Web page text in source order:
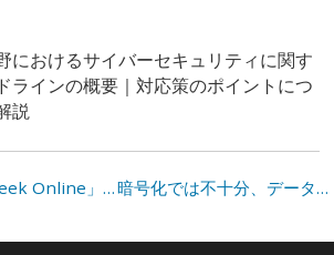
におけるサイバーセキュリティに関す
ラインの概要｜対応策のポイントにつ
説
「Japan IT Week Online」今こそ必要なセキュリティの取り組み方「Data-Centric」なアプローチと企業のアカウンタビリティとは。 暗号化では不十分、データ自体を守るデータセキュリティ方式が注目される理由とは？